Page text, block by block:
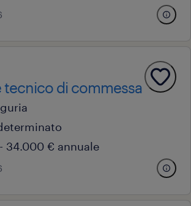
tecnico di commessa
34.000 € annuale